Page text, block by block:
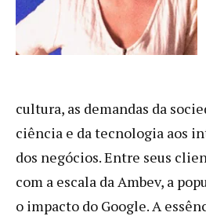
cultura, as demandas da
ciência e da tecnologia aos
dos negócios. Entre seus
com a escala da Ambev, a
o impacto do Google. A